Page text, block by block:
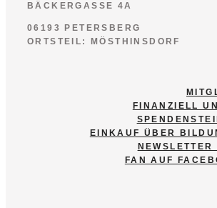
BÄCKERGASSE 4A
06193 PETERSBERG
ORTSTEIL: MÖSTHINSDORF
FINANZIELL
EINKAUF ÜBER
FAN AUF